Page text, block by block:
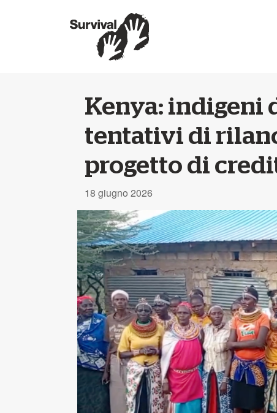
Kenya: indigeni
tentativi di
progetto di
18 giugno 2026